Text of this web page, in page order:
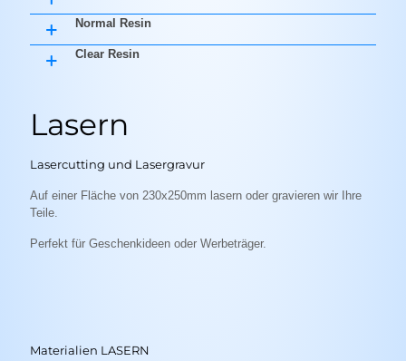
Normal Resin
Clear Resin
Lasern
Lasercutting und Lasergravur
Auf einer Fläche von 230x250mm lasern oder gravieren wir Ihre
Teile.
Perfekt für Geschenkideen oder Werbeträger.
Materialien LASERN